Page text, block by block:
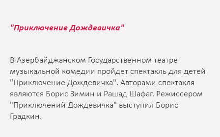
"Приключение Дождевичка"
В Азербайджанском Государственном театре
музыкальной комедии пройдет спектакль для детей
"Приключение Дождевичка". Авторами спектакля
являются Борис Зимин и Рашад Шафаг. Режиссером
"Приключений Дождевичка" выступил Борис
Градкин.